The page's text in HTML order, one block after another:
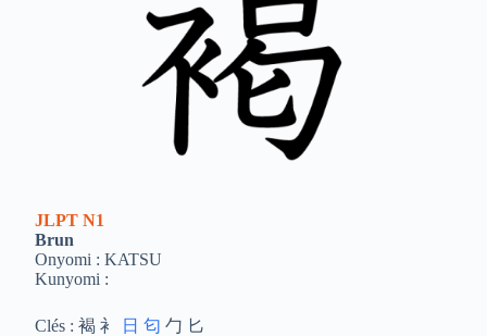
JLPT N1
Brun
Onyomi : KATSU
Kunyomi :
Clés : 褐 衤 日 匂 勹 匕